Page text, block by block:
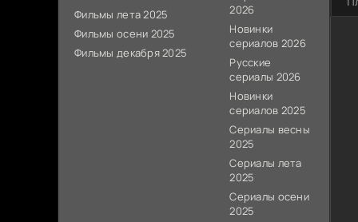
Фильмы лета 2025
Фильмы осени 2025
Фильмы декабря 2025
2026
Новинки
сериалов 2026
Русские
сериалы 2026
Новинки
сериалов 2025
Сериалы весны
2025
Сериалы лета
2025
Сериалы осени
2025